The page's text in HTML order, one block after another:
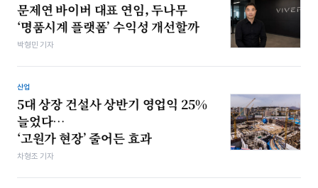
문제연 바이버 대표 연임, 두나무
‘명품시계 플랫폼’ 수익성 개선할까
박형민 기자
산업
5대 상장 건설사 상반기 영업익 25%
늘었다…
‘고원가 현장’ 줄어든 효과
차형조 기자